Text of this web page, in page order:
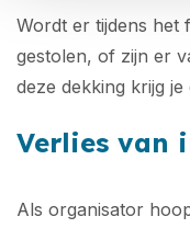
Wordt er tijdens het
gestolen, of zijn er
deze dekking krijg
Verlies van
Als organisator